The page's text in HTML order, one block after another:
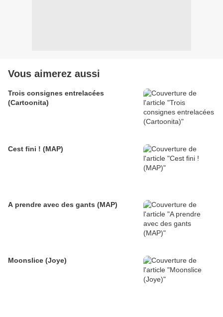
Vous aimerez aussi
Trois consignes entrelacées
(Cartoonita)
Cest fini ! (MAP)
A prendre avec des gants (MAP)
Moonslice (Joye)